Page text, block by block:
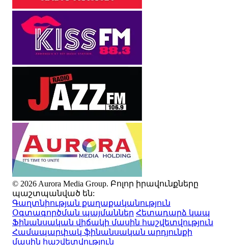
© 2026 Aurora Media Group. Բոլոր իրավունքները
պաշտպանված են:
Գաղտնիության քաղաքականություն
Օգտագործման պայմաններ Հետադարձ կապ
Ֆինանսական վիճակի մասին հաշվետվություն
Համապարփակ ֆինանսական արդյունքի
մասին հաշվետվություն